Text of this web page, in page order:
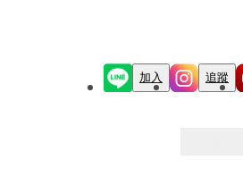
加入 追蹤